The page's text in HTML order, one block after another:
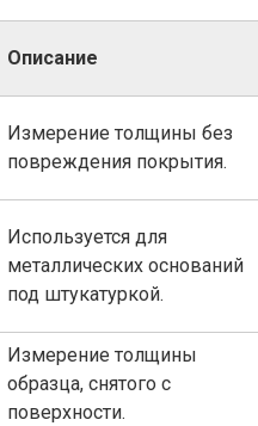
Описание
Измерение толщины без
повреждения покрытия.
Используется для
металлических оснований
под штукатуркой.
Измерение толщины
образца, снятого с
поверхности.